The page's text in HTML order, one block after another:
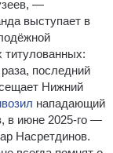
—
выступает в
титулованных:
последний
Нижний
нападающий
в июне 2025-го —
Насретдинов.